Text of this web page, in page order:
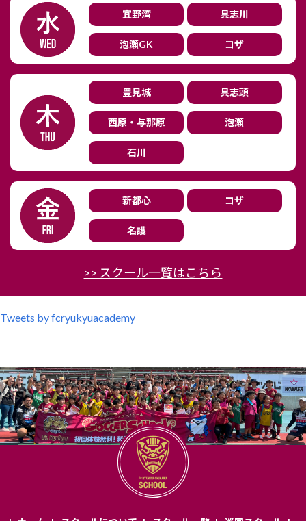
宜野湾 具志川
泡瀬GK コザ
豊見城 具志頭
西原・与那原 泡瀬
石川
新都心 コザ
名護
>> スクール一覧はこちら
Tweets by fcryukyuacademy